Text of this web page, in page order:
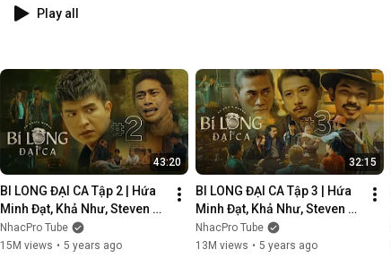
Play all
43:20
BI LONG ĐẠI CA Tập 2 | Hứa
Minh Đạt, Khả Như, Steven
Nguyễn, Lợi Trần |
Webdrama Yang Hồ 2021
NhacPro Tube
15M views • 5 years ago
32:15
BI LONG ĐẠI CA Tập 3 | Hứa
Minh Đạt, Khả Như, Steven
Nguyễn, Lợi Trần |
Webdrama Yang Hồ 2021
NhacPro Tube
13M views • 5 years ago